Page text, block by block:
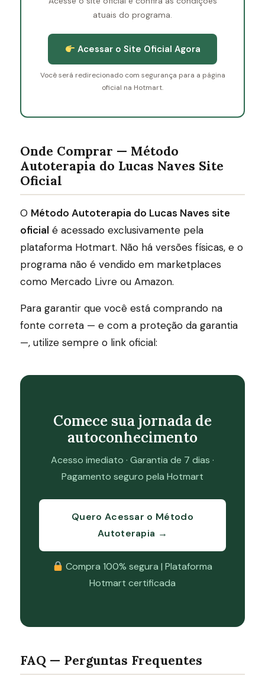
atuais do programa.
Acessar o Site Oficial Agora
Você será redirecionado com segurança para a página
oficial na Hotmart.
Onde Comprar — Método
Autoterapia do Lucas Naves Site
Oficial
O Método Autoterapia do Lucas Naves site
oficial é acessado exclusivamente pela
plataforma Hotmart. Não há versões físicas, e o
programa não é vendido em marketplaces
como Mercado Livre ou Amazon.
Para garantir que você está comprando na
fonte correta — e com a proteção da garantia
—, utilize sempre o link oficial:
Comece sua jornada de
autoconhecimento
Acesso imediato · Garantia de 7 dias ·
Pagamento seguro pela Hotmart
Quero Acessar o Método
Autoterapia →
Compra 100% segura | Plataforma
Hotmart certificada
FAQ — Perguntas Frequentes